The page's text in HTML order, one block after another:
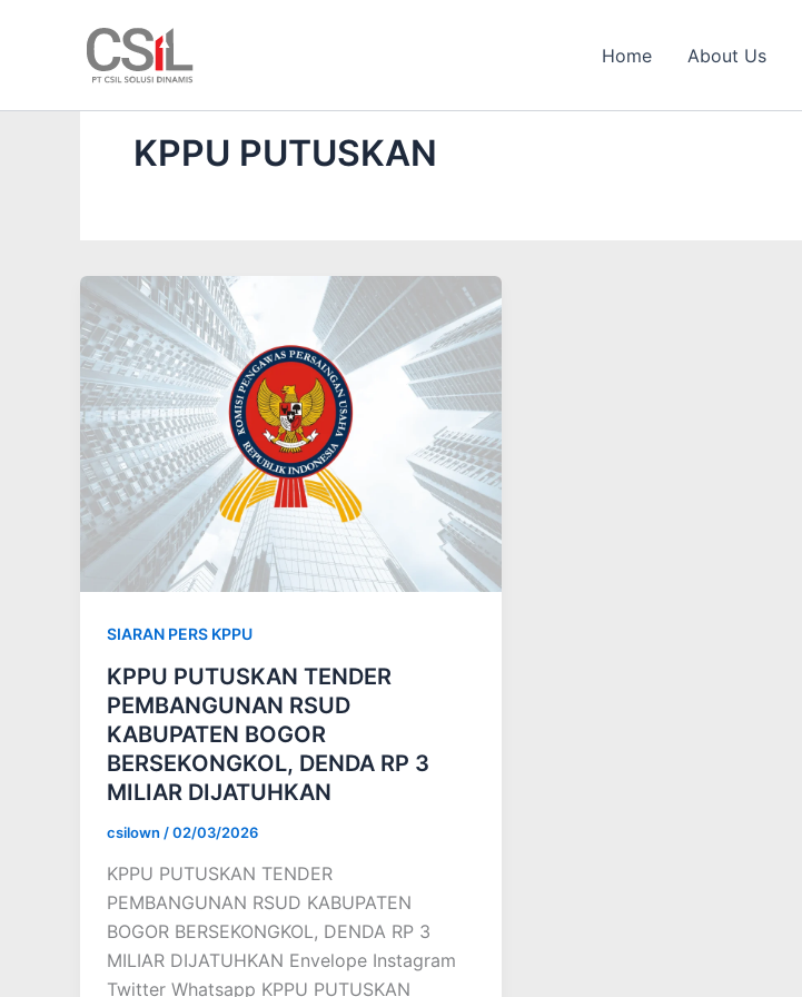
Home About Us
KPPU PUTUSKAN
SIARAN PERS KPPU
KPPU PUTUSKAN TENDER
PEMBANGUNAN RSUD
KABUPATEN BOGOR
BERSEKONGKOL, DENDA RP 3
MILIAR DIJATUHKAN
csilown /02/03/2026
KPPU PUTUSKAN TENDER
PEMBANGUNAN RSUD KABUPATEN
BOGOR BERSEKONGKOL, DENDA RP 3
MILIAR DIJATUHKAN Envelope Instagram
Twitter Whatsapp KPPU PUTUSKAN